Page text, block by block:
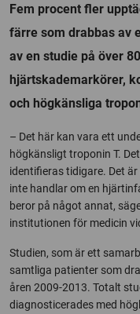
Fem procent fler
färre som drabbas av
av en studie på över
hjärtskademarkörer,
och högkänsliga
– Det här kan vara ett
högkänsligt troponin T.
identifieras tidigare. Det
inte handlar om en
beror på något annat,
institutionen för medicin
Studien, som är ett
samtliga patienter som
åren 2009-2013. Totalt
diagnosticerades med